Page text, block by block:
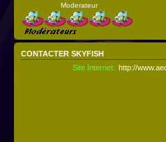
Moderateur
CONTACTER SKYFISH
Site Internet: http://